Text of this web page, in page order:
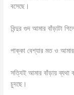
বসেছে।
বিন্দুর গুদ আমার বাঁড়াটা
পাক্কা বেশ্যার মত ও
সত্যিই আমার বাঁড়ায়
চুদছে।